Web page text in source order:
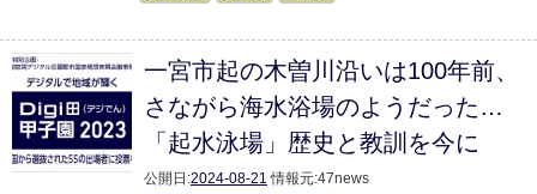
一宮市起の木曽川沿いは100年前、
さながら海水浴場のようだった…
「起水泳場」歴史と教訓を今に
公開日:2024-08-21 情報元:47news